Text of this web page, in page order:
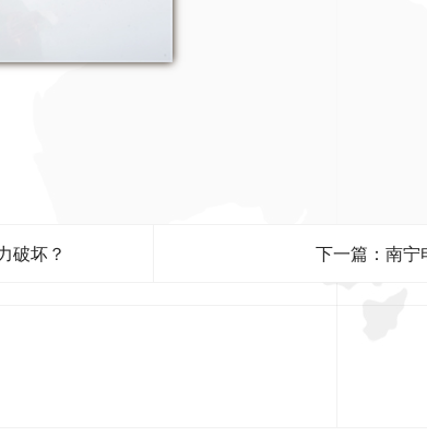
破坏？ 下一篇：南宁